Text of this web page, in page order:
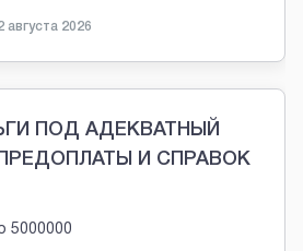
августа 2026
ПОД АДЕКВАТНЫЙ
И СПРАВОК
5000000